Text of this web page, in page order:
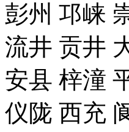
彭州 邛崃
流井 贡井
安县 梓潼
仪陇 西充